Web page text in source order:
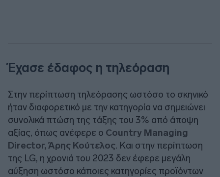
Έχασε έδαφος η τηλεόραση
Στην περίπτωση τηλεόρασης ωστόσο το σκηνικό
ήταν διαφορετικό με την κατηγορία να σημειώνει
συνολικά πτώση της τάξης του 3% από άποψη
αξίας, όπως ανέφερε ο Country Managing
Director, Άρης Κούτελος. Και στην περίπτωση
της LG, η χρονιά του 2023 δεν έφερε μεγάλη
αύξηση ωστόσο κάποιες κατηγορίες προϊόντων